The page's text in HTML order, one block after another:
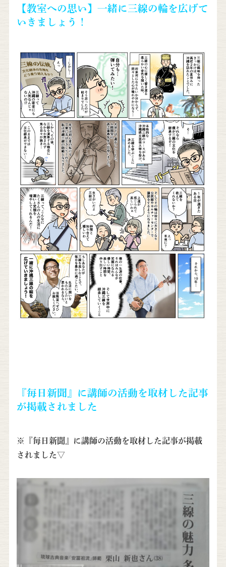
【教室への思い】一緒に三線の輪を広げて
いきましょう！
『毎日新聞』に講師の活動を取材した記事
が掲載されました
※『毎日新聞』に講師の活動を取材した記事が掲載
されました▽